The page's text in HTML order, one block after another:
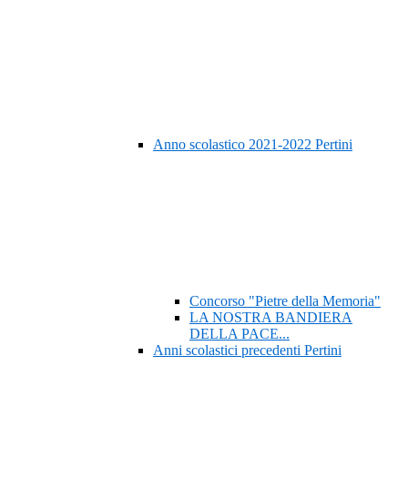
Anno scolastico 2021-2022 Pertini
Concorso "Pietre della Memoria"
LA NOSTRA BANDIERA
DELLA PACE...
Anni scolastici precedenti Pertini